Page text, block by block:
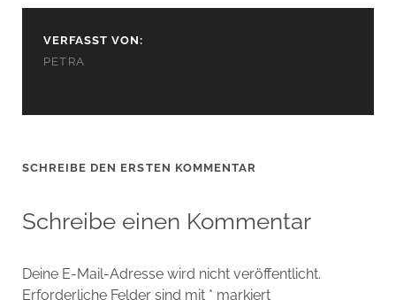
VERFASST VON:
PETRA
SCHREIBE DEN ERSTEN KOMMENTAR
Schreibe einen Kommentar
Deine E-Mail-Adresse wird nicht veröffentlicht.
Erforderliche Felder sind mit * markiert